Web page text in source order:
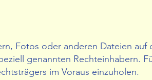
Fotos oder anderen Dateien
genannten Rechteinhabern.
im Voraus einzuholen.